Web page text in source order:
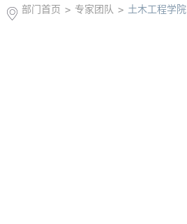
部门首页 > 专家团队 > 土木工程学院